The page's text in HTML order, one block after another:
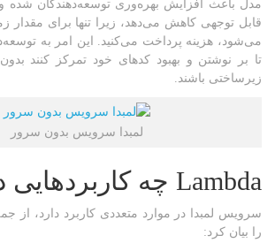
مدل باعث افزایش بهره‌وری توسعه‌دهندگان شده و
قابل توجهی کاهش می‌دهد، زیرا تنها برای مقدار
می‌شود، هزینه پرداخت می‌کنید. این امر به
تا بر نوشتن و بهبود کدهای خود تمرکز کنند
زیرساختی باشند.
لمبدا سرویس بدون سرور
Lambda چه کاربردهایی
سرویس لمبدا در موارد متعددی کاربرد دارد، از
را بیان کرد: